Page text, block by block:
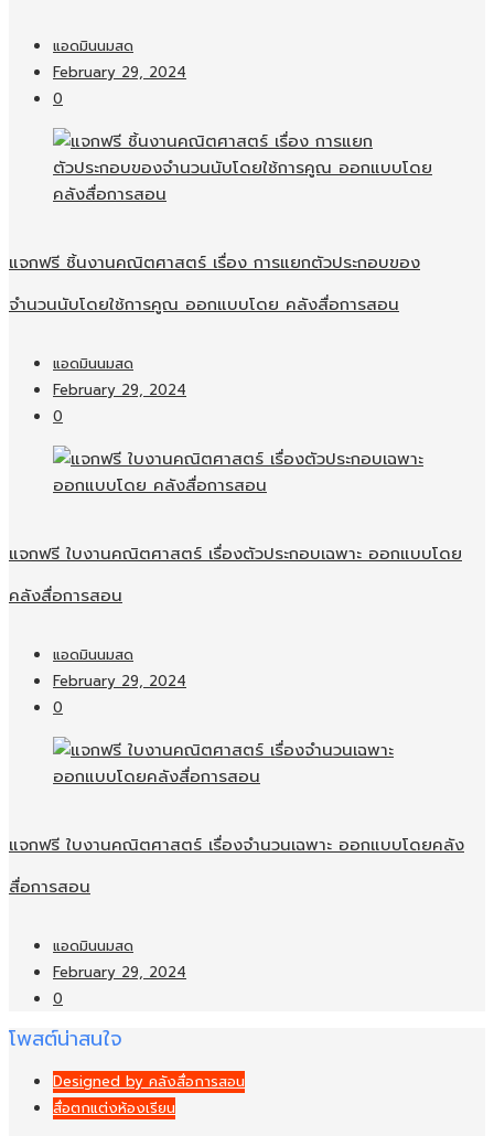
แอดมินนมสด
February 29, 2024
0
แจกฟรี ชิ้นงานคณิตศาสตร์ เรื่อง การแยกตัวประกอบของ
จำนวนนับโดยใช้การคูณ ออกแบบโดย คลังสื่อการสอน
แอดมินนมสด
February 29, 2024
0
แจกฟรี ใบงานคณิตศาสตร์ เรื่องตัวประกอบเฉพาะ ออกแบบโดย
คลังสื่อการสอน
แอดมินนมสด
February 29, 2024
0
แจกฟรี ใบงานคณิตศาสตร์ เรื่องจำนวนเฉพาะ ออกแบบโดยคลัง
สื่อการสอน
แอดมินนมสด
February 29, 2024
0
โพสต์น่าสนใจ
Designed by คลังสื่อการสอน
สื่อตกแต่งห้องเรียน